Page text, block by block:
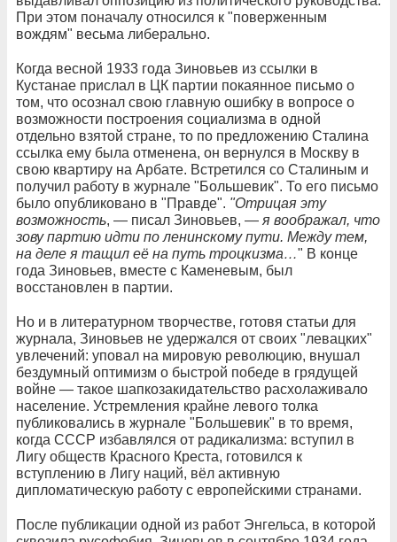
При этом поначалу относился к "поверженным
вождям" весьма либерально.
Когда весной 1933 года Зиновьев из ссылки в
Кустанае прислал в ЦК партии покаянное письмо о
том, что осознал свою главную ошибку в вопросе о
возможности построения социализма в одной
отдельно взятой стране, то по предложению Сталина
ссылка ему была отменена, он вернулся в Москву в
свою квартиру на Арбате. Встретился со Сталиным и
получил работу в журнале "Большевик". То его письмо
было опубликовано в "Правде". "Отрицая эту
возможность, — писал Зиновьев, — я воображал, что
зову партию идти по ленинскому пути. Между тем,
на деле я тащил её на путь троцкизма…" В конце
года Зиновьев, вместе с Каменевым, был
восстановлен в партии.
Но и в литературном творчестве, готовя статьи для
журнала, Зиновьев не удержался от своих "левацких"
увлечений: уповал на мировую революцию, внушал
бездумный оптимизм о быстрой победе в грядущей
войне — такое шапкозакидательство расхолаживало
население. Устремления крайне левого толка
публиковались в журнале "Большевик" в то время,
когда СССР избавлялся от радикализма: вступил в
Лигу обществ Красного Креста, готовился к
вступлению в Лигу наций, вёл активную
дипломатическую работу с европейскими странами.
После публикации одной из работ Энгельса, в которой